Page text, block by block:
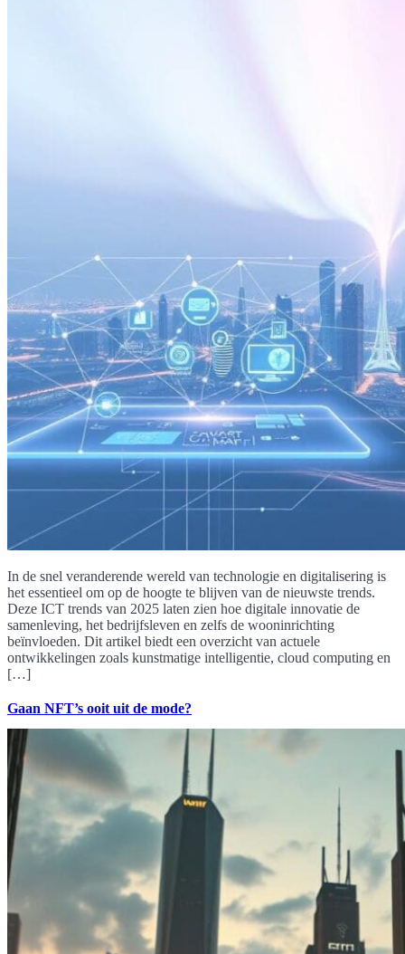
In de snel veranderende wereld van technologie en digitalisering is
het essentieel om op de hoogte te blijven van de nieuwste trends.
Deze ICT trends van 2025 laten zien hoe digitale innovatie de
samenleving, het bedrijfsleven en zelfs de wooninrichting
beïnvloeden. Dit artikel biedt een overzicht van actuele
ontwikkelingen zoals kunstmatige intelligentie, cloud computing en
[…]
Gaan NFT’s ooit uit de mode?